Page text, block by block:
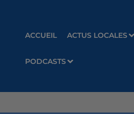
ACCUEIL ACTUS LOCALES
PODCASTS